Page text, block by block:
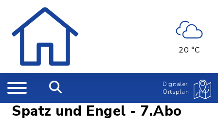
20 °C
Digitaler
Ortsplan
Spatz und Engel - 7.Abo